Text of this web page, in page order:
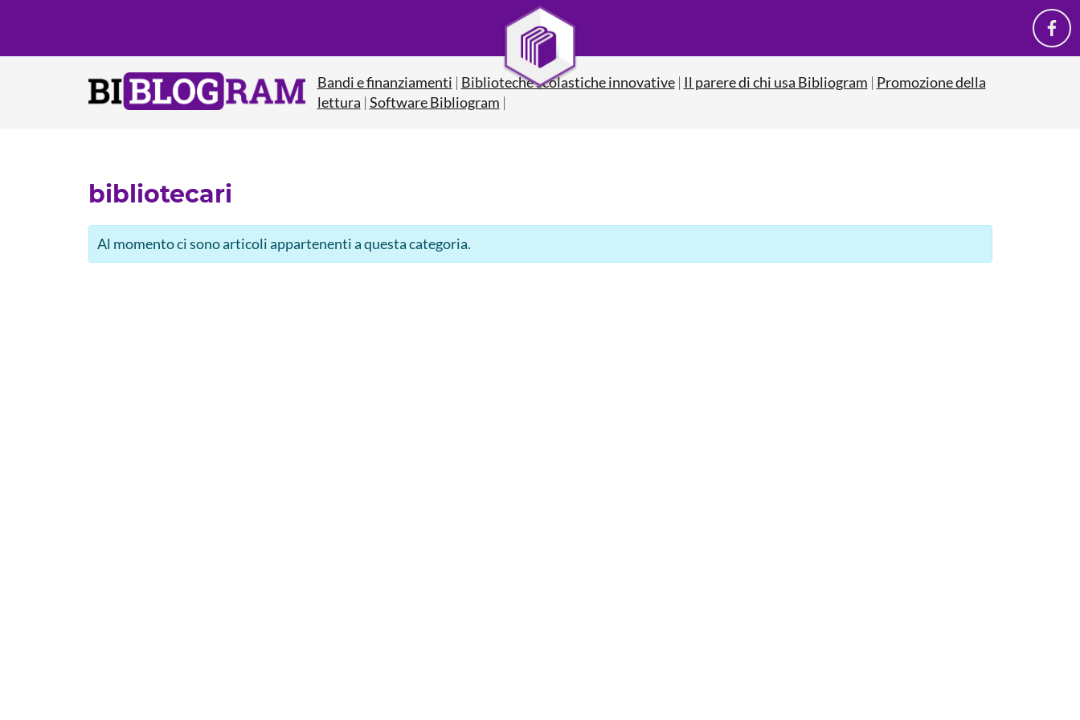
Bandi e finanziamenti | Biblioteche scolastiche innovative| Il parere di chi usa Bibliogram | Promozione della
lettura | Software Bibliogram |
bibliotecari
Al momento ci sono articoli appartenenti a questa categoria.